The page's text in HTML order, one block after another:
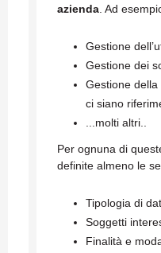
azienda . Ad
Gestione
Gestione dei
Gestione
ci siano
...molti altri..
Per ognuna di
definite almeno le
Tipologia di
Soggetti
Finalità e